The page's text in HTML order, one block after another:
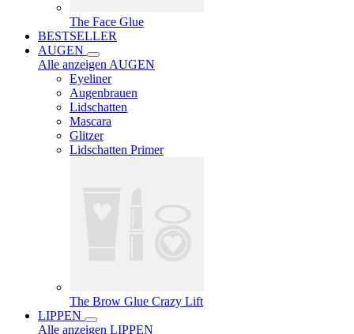
The Face Glue
BESTSELLER
AUGEN
Alle anzeigen AUGEN
Eyeliner
Augenbrauen
Lidschatten
Mascara
Glitzer
Lidschatten Primer
The Brow Glue Crazy Lift
LIPPEN
Alle anzeigen LIPPEN